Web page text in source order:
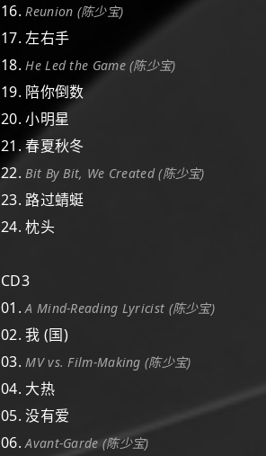
16.Reunion (陈少宝)
17. 左右手
18.He Led the Game (陈少宝)
19. 陪你倒数
20. 小明星
21. 春夏秋冬
22.Bit By Bit, We Created (陈少宝)
23. 路过蜻蜓
24. 枕头
CD3
01.A Mind-Reading Lyricist (陈少宝)
02. 我 (国)
03.MV vs. Film-Making (陈少宝)
04. 大热
05. 没有爱
06.Avant-Garde (陈少宝)